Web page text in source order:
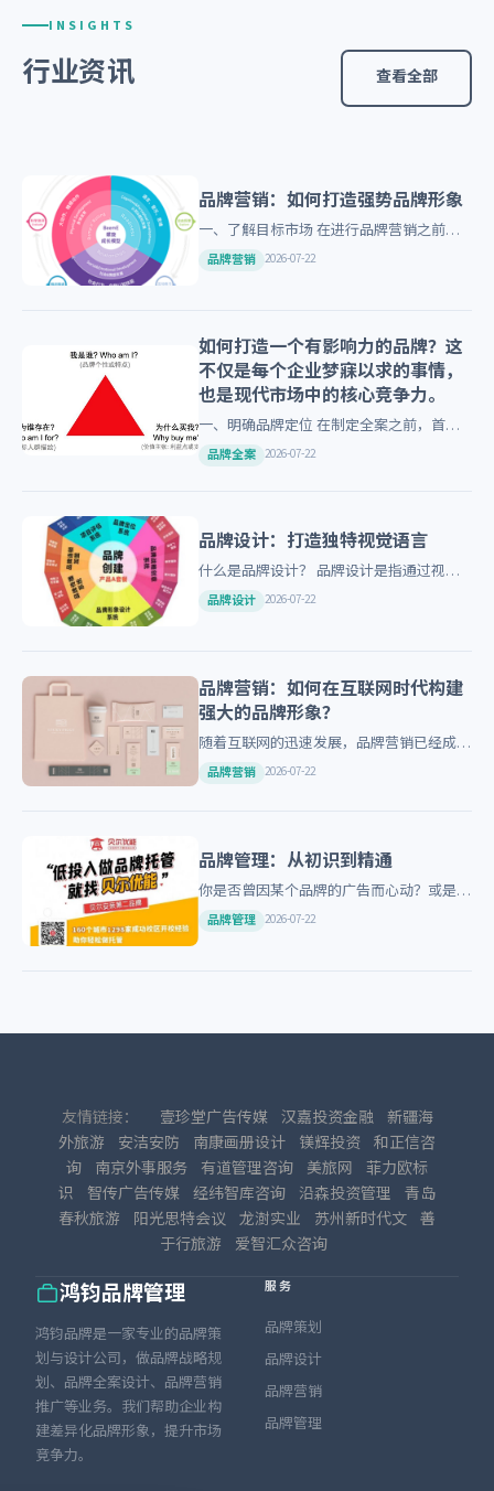
INSIGHTS
行业资讯 查看全部
品牌营销：如何打造强势品牌形象
一、了解目标市场 在进行品牌营销之前，
首先需要明确目标市场。企业必须深入了解
品牌营销 2026-07-22
如何打造一个有影响力的品牌？这
不仅是每个企业梦寐以求的事情，
也是现代市场中的核心竞争力。
一、明确品牌定位 在制定全案之前，首先
要明确自己的品牌定位。你需要问自己：
品牌全案 2026-07-22
品牌设计：打造独特视觉语言
什么是品牌设计？ 品牌设计是指通过视觉
元素来塑造企业的品牌形象和文化，使其在
品牌设计 2026-07-22
品牌营销：如何在互联网时代构建
强大的品牌形象？
随着互联网的迅速发展，品牌营销已经成为
企业竞争的重要手段之一。在这个信息爆炸
品牌营销 2026-07-22
品牌管理：从初识到精通
你是否曾因某个品牌的广告而心动？或是因
为一款产品的口碑而成为忠实用户？这一切
品牌管理 2026-07-22
友情链接： 壹珍堂广告传媒 汉嘉投资金融
新疆海
外旅游
安洁安防 南康画册设计 镁辉投资 和正信咨
询
南京外事服务 有道管理咨询 美旅网
菲力欧标
识
智传广告传媒 经纬智库咨询 沿森投资管理
青岛
春秋旅游
阳光思特会议 龙澍实业 苏州新时代文 善
于行旅游
爱智汇众咨询
鸿钧品牌管理
鸿钧品牌是一家专业的品牌策
划与设计公司，做品牌战略规
划、品牌全案设计、品牌营销
推广等业务。我们帮助企业构
建差异化品牌形象，提升市场
竞争力。
服务
品牌策划
品牌设计
品牌营销
品牌管理